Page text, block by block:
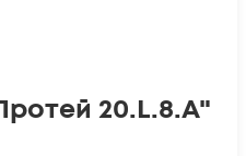
20.L.8.A"